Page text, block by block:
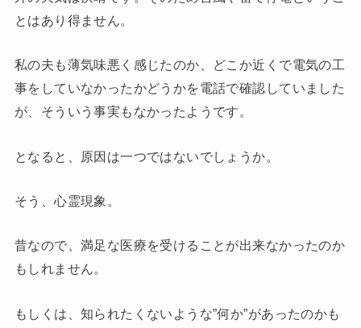
とはあり得ません。
私の夫も薄気味悪く感じたのか、どこか近くで電気の工
事をしていなかったかどうかを電話で確認していました
が、そういう事実もなかったようです。
となると、原因は一つではないでしょうか。
そう、心霊現象。
昔なので、満足な医療を受けることが出来なかったのか
もしれません。
もしくは、知られたくないような”何か”があったのかも